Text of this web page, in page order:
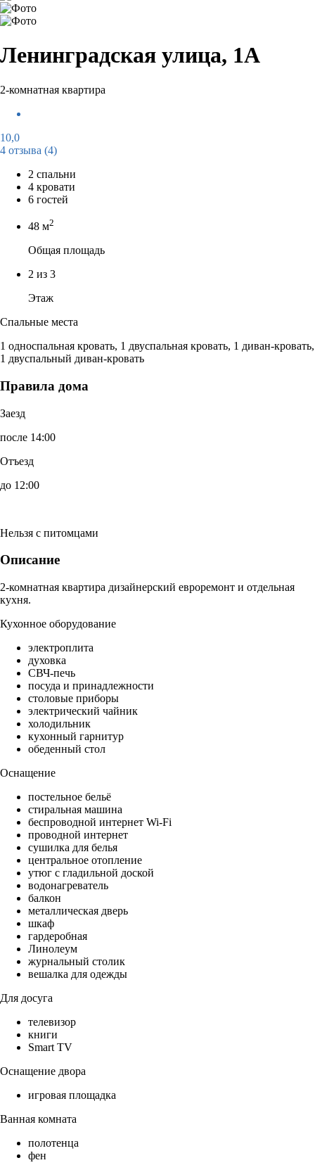
Ленинградская улица, 1А
2-комнатная квартира
10,0
4 отзыва (4)
2 спальни
4 кровати
6 гостей
48 м2
Общая площадь
2 из 3
Этаж
Спальные места
1 односпальная кровать, 1 двуспальная кровать, 1 диван-кровать,
1 двуспальный диван-кровать
Правила дома
Заезд
после 14:00
Отъезд
до 12:00
Нельзя с питомцами
Описание
2-комнатная квартира дизайнерский евроремонт и отдельная
кухня.
Кухонное оборудование
электроплита
духовка
СВЧ-печь
посуда и принадлежности
столовые приборы
электрический чайник
холодильник
кухонный гарнитур
обеденный стол
Оснащение
постельное бельё
стиральная машина
беспроводной интернет Wi-Fi
проводной интернет
сушилка для белья
центральное отопление
утюг с гладильной доской
водонагреватель
балкон
металлическая дверь
шкаф
гардеробная
Линолеум
журнальный столик
вешалка для одежды
Для досуга
телевизор
книги
Smart TV
Оснащение двора
игровая площадка
Ванная комната
полотенца
фен